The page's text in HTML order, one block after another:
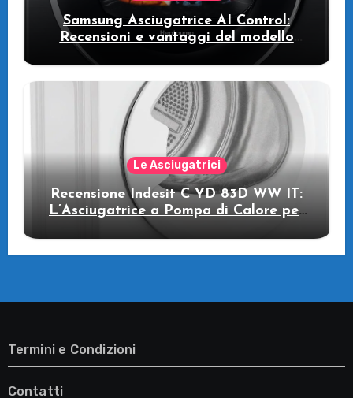
Samsung Asciugatrice AI Control:
Recensioni e vantaggi del modello
Le Asciugatrici
Recensione Indesit C YD 83D WW IT:
L’Asciugatrice a Pompa di Calore per
il Tuo Benessere
Termini e Condizioni
Contatti